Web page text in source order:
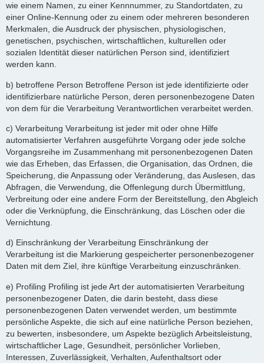
wie einem Namen, zu einer Kennnummer, zu Standortdaten, zu
einer Online-Kennung oder zu einem oder mehreren besonderen
Merkmalen, die Ausdruck der physischen, physiologischen,
genetischen, psychischen, wirtschaftlichen, kulturellen oder
sozialen Identität dieser natürlichen Person sind, identifiziert
werden kann.
b) betroffene Person Betroffene Person ist jede identifizierte oder
identifizierbare natürliche Person, deren personenbezogene Daten
von dem für die Verarbeitung Verantwortlichen verarbeitet werden.
c) Verarbeitung Verarbeitung ist jeder mit oder ohne Hilfe
automatisierter Verfahren ausgeführte Vorgang oder jede solche
Vorgangsreihe im Zusammenhang mit personenbezogenen Daten
wie das Erheben, das Erfassen, die Organisation, das Ordnen, die
Speicherung, die Anpassung oder Veränderung, das Auslesen, das
Abfragen, die Verwendung, die Offenlegung durch Übermittlung,
Verbreitung oder eine andere Form der Bereitstellung, den Abgleich
oder die Verknüpfung, die Einschränkung, das Löschen oder die
Vernichtung.
d) Einschränkung der Verarbeitung Einschränkung der
Verarbeitung ist die Markierung gespeicherter personenbezogener
Daten mit dem Ziel, ihre künftige Verarbeitung einzuschränken.
e) Profiling Profiling ist jede Art der automatisierten Verarbeitung
personenbezogener Daten, die darin besteht, dass diese
personenbezogenen Daten verwendet werden, um bestimmte
persönliche Aspekte, die sich auf eine natürliche Person beziehen,
zu bewerten, insbesondere, um Aspekte bezüglich Arbeitsleistung,
wirtschaftlicher Lage, Gesundheit, persönlicher Vorlieben,
Interessen, Zuverlässigkeit, Verhalten, Aufenthaltsort oder